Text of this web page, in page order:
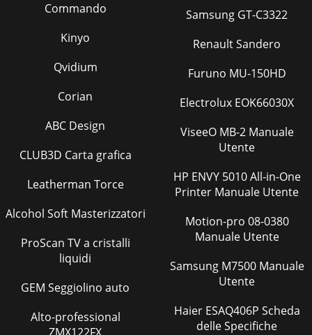
Commando
Kinyo
Qvidium
Corian
ABC Design
CLUB3D Carta grafica
Leatherman Torce
Alcohol Soft Masterizzatori
ProScan TV a cristalli
liquidi
GEM Seggiolino auto
Alto-professional
Samsung GT-C3322
Renault Sandero
Furuno MU-150HD
Electrolux EOK66030X
ViseeO MB-2 Manuale
Utente
HP ENVY 5010 All-in-One
Printer Manuale Utente
Motion-pro 08-0380
Manuale Utente
Samsung M7500 Manuale
Utente
Haier ESAQ406P Scheda
delle Specifiche